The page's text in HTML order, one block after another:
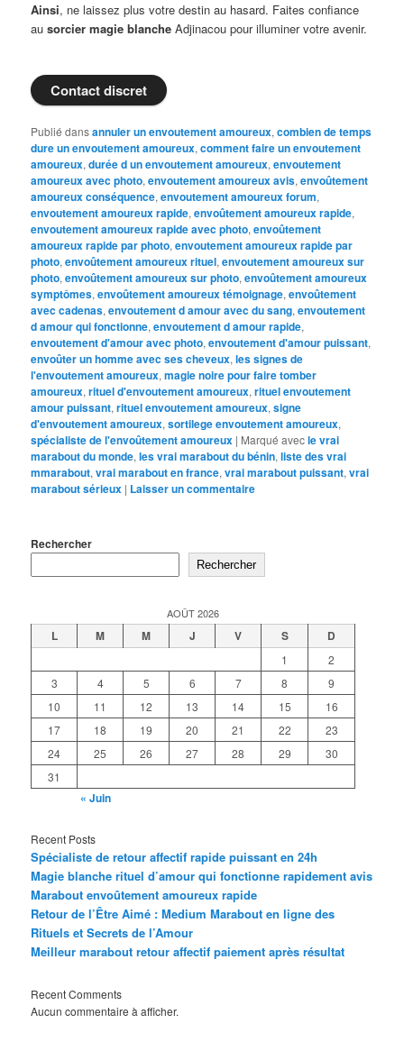
Ainsi, ne laissez plus votre destin au hasard. Faites confiance
ausorcier magie blanche Adjinacou pour illuminer votre avenir.
Contact discret
Publié dansannuler un envoutement amoureux,combien de temps
dure un envoutement amoureux,comment faire un envoutement
amoureux,durée d un envoutement amoureux,envoutement
amoureux avec photo,envoutement amoureux avis,envoûtement
amoureux conséquence,envoutement amoureux forum,
envoutement amoureux rapide,envoûtement amoureux rapide,
envoutement amoureux rapide avec photo,envoûtement
amoureux rapide par photo,envoutement amoureux rapide par
photo,envoûtement amoureux rituel,envoutement amoureux sur
photo,envoûtement amoureux sur photo,envoûtement amoureux
symptômes,envoûtement amoureux témoignage,envoûtement
avec cadenas,envoutement d amour avec du sang,envoutement
d amour qui fonctionne,envoutement d amour rapide,
envoutement d'amour avec photo,envoutement d'amour puissant,
envoûter un homme avec ses cheveux,les signes de
l'envoutement amoureux,magie noire pour faire tomber
amoureux,rituel d'envoutement amoureux,rituel envoutement
amour puissant,rituel envoutement amoureux,signe
d'envoutement amoureux,sortilege envoutement amoureux,
spécialiste de l'envoûtement amoureux | Marqué avecle vrai
marabout du monde,les vrai marabout du bénin,liste des vrai
mmarabout,vrai marabout en france,vrai marabout puissant,vrai
marabout sérieux | Laisser un commentaire
Rechercher
Rechercher
AOÛT 2026
L M M J V S D
1
2
3
4 5 6 7 8
9
10
11 12 13 14 15
16
17
18 19 20 21 22
23
24
25 26 27 28 29
30
31
« Juin
Recent Posts
Spécialiste de retour affectif rapide puissant en 24h
Magie blanche rituel d’amour qui fonctionne rapidement avis
Marabout envoûtement amoureux rapide
Retour de l’Être Aimé : Medium Marabout en ligne des
Rituels et Secrets de l’Amour
Meilleur marabout retour affectif paiement après résultat
Recent Comments
Aucun commentaire à afficher.